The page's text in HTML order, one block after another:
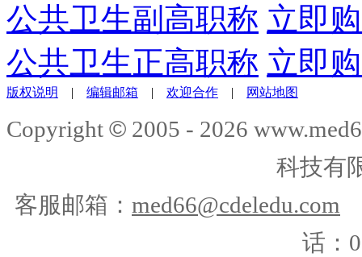
公共卫生副高职称 立即
公共卫生正高职称 立即
版权说明 | 编辑邮箱 | 欢迎合作 | 网站地图
Copyright © 2005 - 2026
科技有
客服邮箱： med66@cdeledu.com
话：